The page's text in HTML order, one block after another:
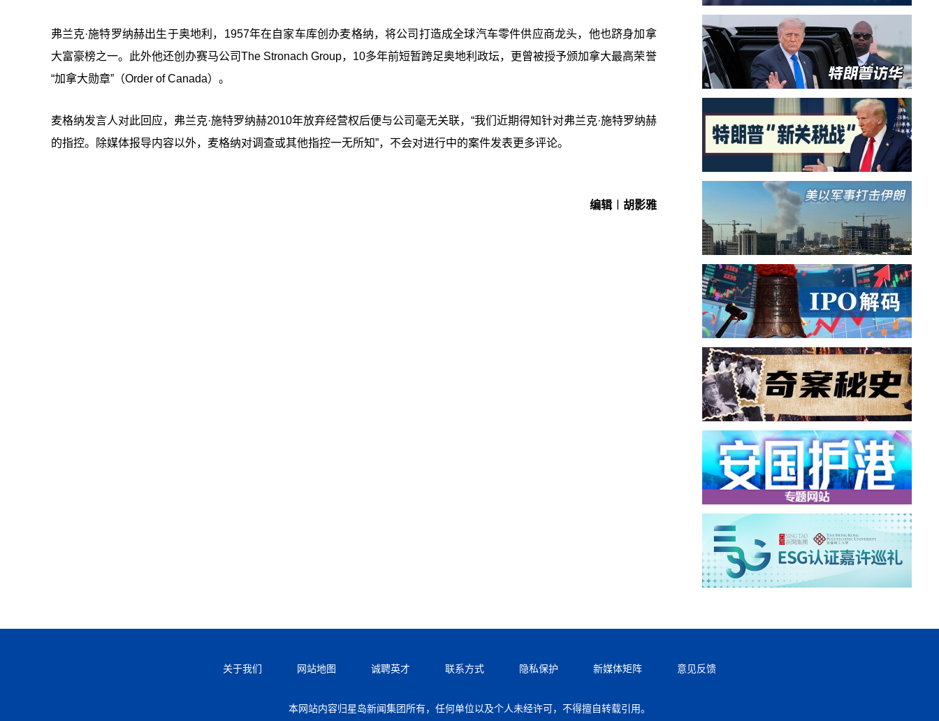
弗兰克·施特罗纳赫出生于奥地利，1957年在自家车库创办麦格纳，将公司打造成全球汽车零件供应商龙头，他也跻身加拿
大富豪榜之一。此外他还创办赛马公司The Stronach Group，10多年前短暂跨足奥地利政坛，更曾被授予颁加拿大最高荣誉
“加拿大勋章”（Order of Canada）。
麦格纳发言人对此回应，弗兰克·施特罗纳赫2010年放弃经营权后便与公司毫无关联，“我们近期得知针对弗兰克·施特罗纳赫
的指控。除媒体报导内容以外，麦格纳对调查或其他指控一无所知”，不会对进行中的案件发表更多评论。
编辑︱胡影雅
关于我们 网站地图 诚聘英才 联系方式 隐私保护 新媒体矩阵 意见反馈
本网站内容归星岛新闻集团所有，任何单位以及个人未经许可，不得擅自转载引用。